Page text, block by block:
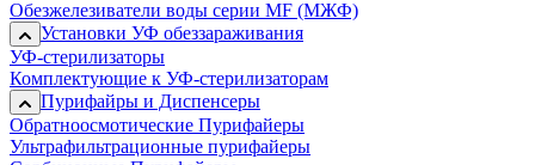
Обезжелезиватели воды серии MF (МЖФ)
Установки УФ обеззараживания
УФ-стерилизаторы
Комплектующие к УФ-стерилизаторам
Пурифайры и Диспенсеры
Обратноосмотические Пурифайеры
Ультрафильтрационные пурифайеры